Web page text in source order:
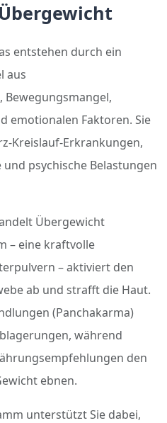
entstehen durch ein
aus
emotionalen Faktoren. Sie
Kreislauf-Erkrankungen,
psychische Belastungen
Übergewicht
– eine kraftvolle
– aktiviert den
ab und strafft die Haut.
(Panchakarma)
während
den
ebnen.
unterstützt Sie dabei,